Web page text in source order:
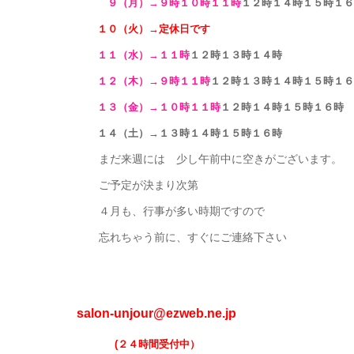
９（月）→９時１０時１１時１２時１４時１５時１
１０（火）→定休日です
１１（水）→１１時１２時１３時１４時
１２（木）→９時１１時１２時１３時１４時１５時１
１３（金）→１０時１１時１２時１４時１５時１６時
１４（土）→１３時１４時１５時１６時
まだ来週には 少し午前中に空きがございます。
ご予定が決まり次第
４月も、行事が多い時期ですので
忘れちゃう前に、すぐにご連絡下さい
salon-unjour@ezweb.ne.jp
(２４時間受付中）